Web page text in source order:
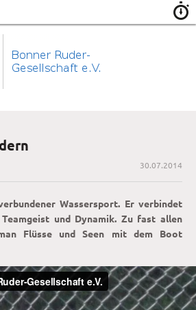
30.07.2014
Wassersport. Er verbindet
und Dynamik. Zu fast allen
Flüsse und Seen mit dem Boot